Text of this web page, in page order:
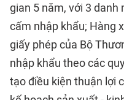
gian 5 năm, với 3 danh
cấm nhập khẩu; Hàng
giấy phép của Bộ
nhập khẩu theo các
tạo điều kiện thuận lợi